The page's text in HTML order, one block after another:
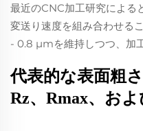
最近のCNC加工研究による
変送り速度を組み合わせる
‐ 0.8 µmを維持しつつ、加
代表的な表面粗
Rz、Rmax、お